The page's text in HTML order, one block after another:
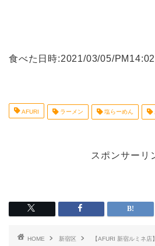
食べた日時:2021/03/05/PM14:02
AFURI ラーメン 塩らーめん
スポンサーリ
HOME 新宿区 【AFURI 新宿ルミネ